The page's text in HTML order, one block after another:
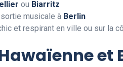
ou Biarritz
musicale à Berlin
et respirant en ville ou sur la
et